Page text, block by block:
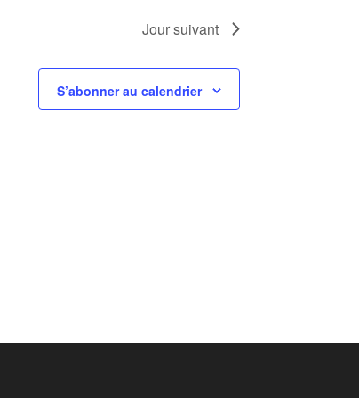
Jour suivant
S’abonner au calendrier